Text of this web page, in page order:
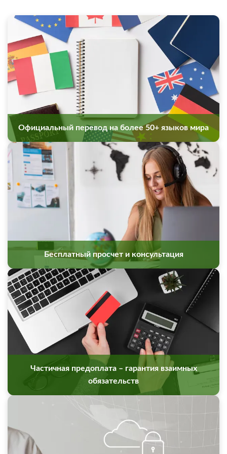
Официальный перевод на более 50+ языков мира
Бесплатный просчет и консультация
Частичная предоплата – гарантия взаимных
обязательств